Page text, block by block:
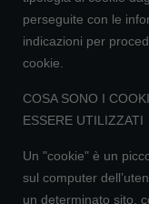
perseguite con le
indicazioni per
cookie.
COSA SONO I
ESSERE UTILIZZATI
Un "cookie" è un
sul computer
un determinato sito,